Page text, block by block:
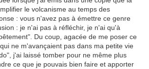
le volcanisme au temps des
: vous n'avez pas à émettre ce genre
: je n'ai pas à réfléchir, je n'ai qu'à
Du coup, agacée de me poser ce
ne m'avançaient pas dans ma petite vie
j'ai laissé tomber pour ne même plus
ce que je pouvais bien faire et apporter